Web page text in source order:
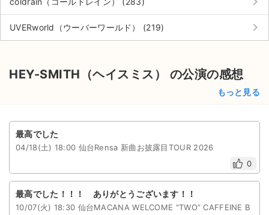
UVERworld（ウーバーワールド） (219) keyboard_arrow_right
HEY-SMITH（ヘイスミス） の公演の感想
もっと見る
最高でした
04/18(土) 18:00 仙台Rensa 新曲お披露目TOUR 2026
0
最高でした！！！ ありがとうございます！！
10/07(火) 18:30 仙台MACANA WELCOME “TWO” CAFFEINE B